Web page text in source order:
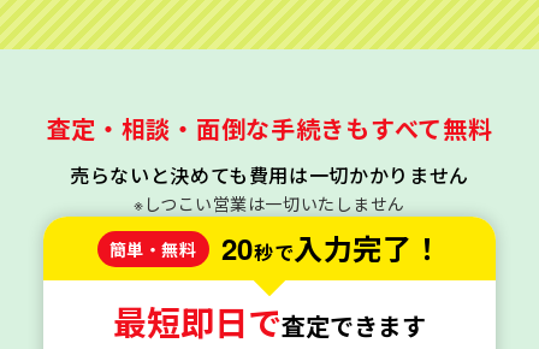
査定・相談・面倒な手続きもすべて無料
売らないと決めても費用は一切かかりません
※しつこい営業は一切いたしません
簡単・無料
20秒で入力完了！
最短即日で査定できます